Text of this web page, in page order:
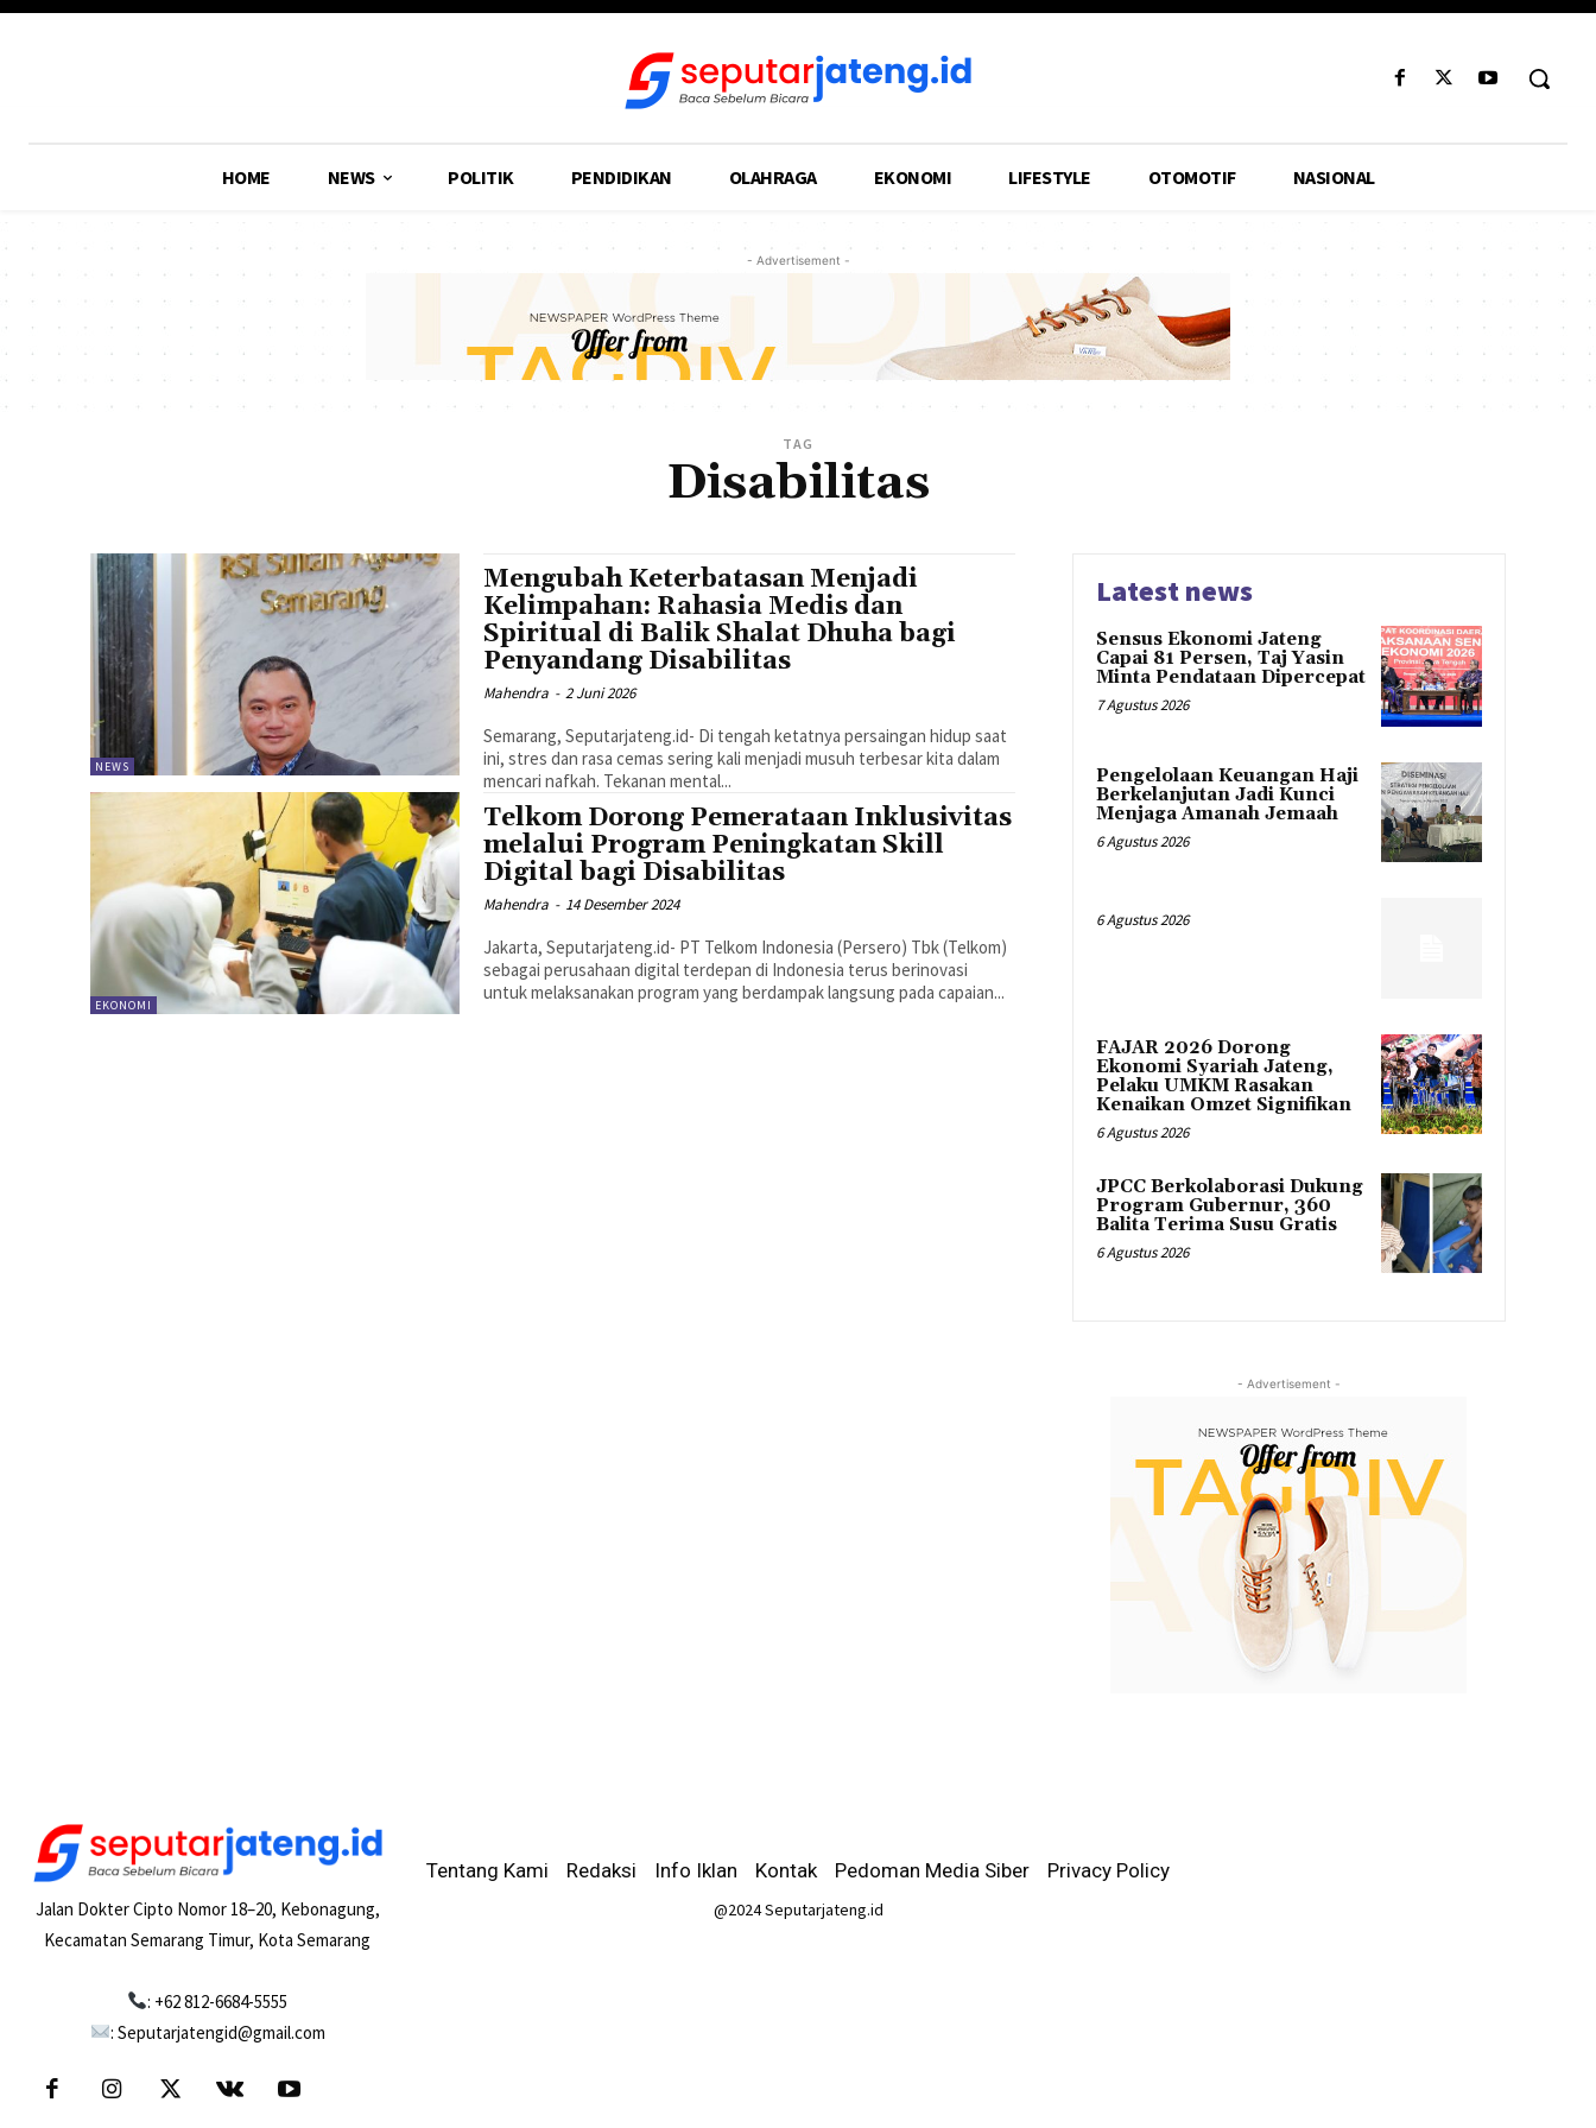
HOME NEWS POLITIK PENDIDIKAN OLAHRAGA EKONOMI LIFESTYLE OTOMOTIF NASIONAL
- Advertisement -
TAG
Disabilitas
NEWS
Mengubah Keterbatasan Menjadi
Kelimpahan: Rahasia Medis dan
Spiritual di Balik Shalat Dhuha bagi
Penyandang Disabilitas
Mahendra - 2 Juni 2026
Semarang, Seputarjateng.id- Di tengah ketatnya persaingan hidup saat
ini, stres dan rasa cemas sering kali menjadi musuh terbesar kita dalam
mencari nafkah. Tekanan mental...
EKONOMI
Telkom Dorong Pemerataan Inklusivitas
melalui Program Peningkatan Skill
Digital bagi Disabilitas
Mahendra - 14 Desember 2024
Jakarta, Seputarjateng.id- PT Telkom Indonesia (Persero) Tbk (Telkom)
sebagai perusahaan digital terdepan di Indonesia terus berinovasi
untuk melaksanakan program yang berdampak langsung pada capaian...
Latest news
Sensus Ekonomi Jateng
Capai 81 Persen, Taj Yasin
Minta Pendataan Dipercepat
7 Agustus 2026
Pengelolaan Keuangan Haji
Berkelanjutan Jadi Kunci
Menjaga Amanah Jemaah
6 Agustus 2026
6 Agustus 2026
FAJAR 2026 Dorong
Ekonomi Syariah Jateng,
Pelaku UMKM Rasakan
Kenaikan Omzet Signifikan
6 Agustus 2026
JPCC Berkolaborasi Dukung
Program Gubernur, 360
Balita Terima Susu Gratis
6 Agustus 2026
- Advertisement -
Jalan Dokter Cipto Nomor 18–20, Kebonagung,
Kecamatan Semarang Timur, Kota Semarang
: +62 812-6684-5555
: Seputarjatengid@gmail.com
Tentang Kami Redaksi Info Iklan Kontak Pedoman Media Siber Privacy Policy
@2024 Seputarjateng.id